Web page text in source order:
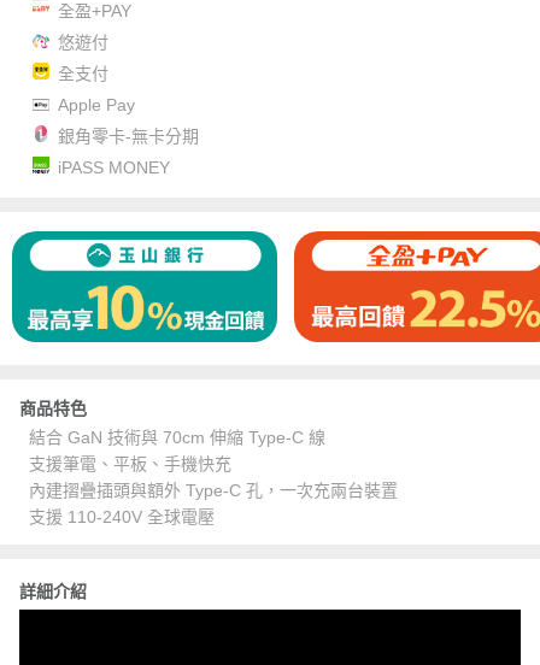
全盈+PAY
悠遊付
全支付
Apple Pay
銀角零卡-無卡分期
iPASS MONEY
商品特色
結合 GaN 技術與 70cm 伸縮 Type-C 線
支援筆電、平板、手機快充
內建摺疊插頭與額外 Type-C 孔，一次充兩台裝置
支援 110-240V 全球電壓
詳細介紹